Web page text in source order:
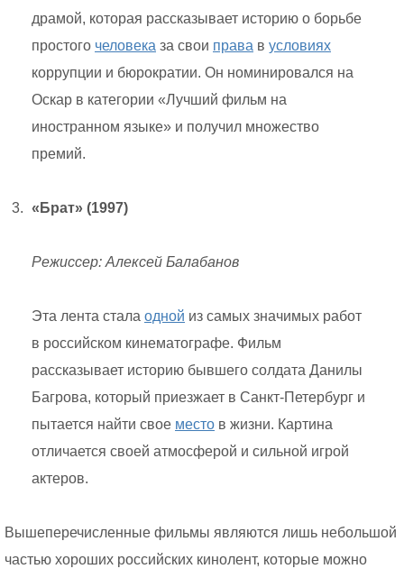
драмой, которая рассказывает историю о борьбе
простого человека за свои права в условиях
коррупции и бюрократии. Он номинировался на
Оскар в категории «Лучший фильм на
иностранном языке» и получил множество
премий.
«Брат» (1997)
Режиссер: Алексей Балабанов
Эта лента стала одной из самых значимых работ
в российском кинематографе. Фильм
рассказывает историю бывшего солдата Данилы
Багрова, который приезжает в Санкт-Петербург и
пытается найти свое место в жизни. Картина
отличается своей атмосферой и сильной игрой
актеров.
Вышеперечисленные фильмы являются лишь небольшой
частью хороших российских кинолент, которые можно